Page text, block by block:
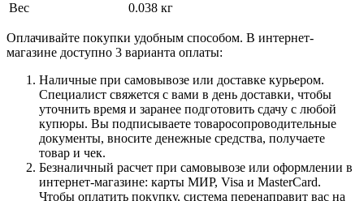
Вес
0.038 кг
Оплачивайте покупки удобным способом. В интернет-
магазине доступно 3 варианта оплаты:
Наличные при самовывозе или доставке курьером.
Специалист свяжется с вами в день доставки, чтобы
уточнить время и заранее подготовить сдачу с любой
купюры. Вы подписываете товаросопроводительные
документы, вносите денежные средства, получаете
товар и чек.
Безналичный расчет при самовывозе или оформлении в
интернет-магазине: карты МИР, Visa и MasterCard.
Чтобы оплатить покупку, система перенаправит вас на